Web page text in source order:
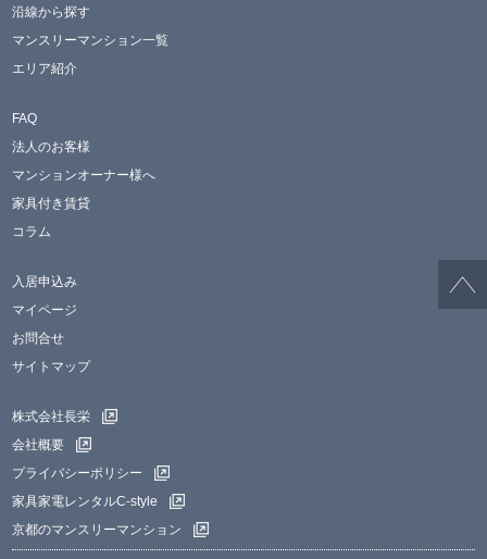
沿線から探す
マンスリーマンション一覧
エリア紹介
FAQ
法人のお客様
マンションオーナー様へ
家具付き賃貸
コラム
入居申込み
マイページ
お問合せ
サイトマップ
株式会社長栄
会社概要
プライバシーポリシー
家具家電レンタルC-style
京都のマンスリーマンション